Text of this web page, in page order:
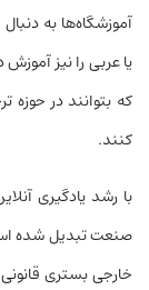
آموزشگاه‌ها به
یا عربی را نیز آموزش
که بتوانند در حوزه
کنند.
با رشد یادگیری
خارجی بستری قانونی